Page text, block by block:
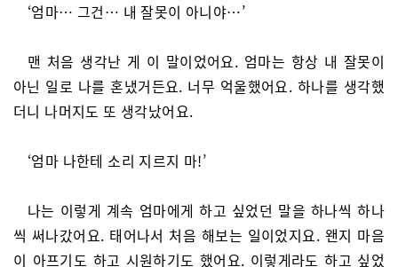
‘엄마… 그건… 내 잘못이 아니야…’
맨 처음 생각난 게 이 말이었어요. 엄마는 항상 내 잘못이
아닌 일로 나를 혼냈거든요. 너무 억울했어요. 하나를 생각했
더니 나머지도 또 생각났어요.
‘엄마 나한테 소리 지르지 마!’
나는 이렇게 계속 엄마에게 하고 싶었던 말을 하나씩 하나
씩 써나갔어요. 태어나서 처음 해보는 일이었지요. 왠지 마음
이 아프기도 하고 시원하기도 했어요. 이렇게라도 하고 싶었